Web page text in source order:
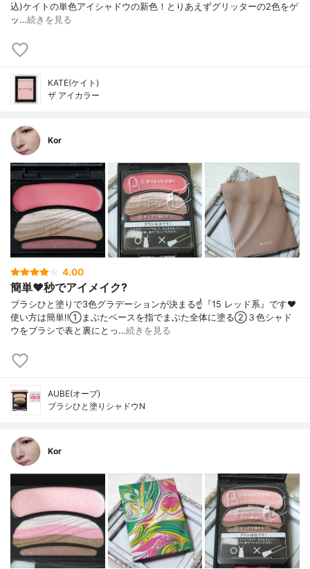
込) ケイトの単色アイシャドウの新色！ とりあえずグリッターの2色をゲ
ッ…続きを見る
KATE(ケイト)
ザ アイカラー
Kor
4.00
簡単❤️秒でアイメイク?
ブラシひと塗りで3色グラデーションが決まる☝️『15 レッド系』です❤️
使い方は簡単‼️①まぶたベースを指でまぶた全体に塗る②３色シャド
ウをブラシで表と裏にとっ…続きを見る
AUBE(オーブ)
ブラシひと塗りシャドウN
Kor